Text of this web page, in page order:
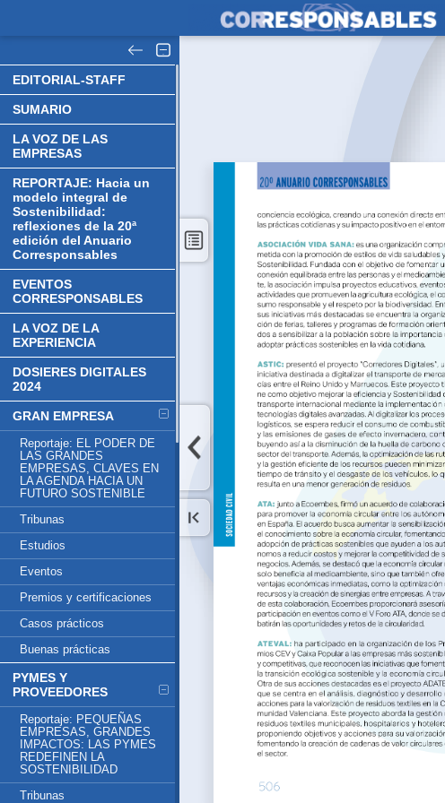
EDITORIAL-STAFF
SUMARIO
LA VOZ DE LAS
EMPRESAS
REPORTAJE: Hacia un
modelo integral de
Sostenibilidad:
reflexiones de la 20ª
edición del Anuario
Corresponsables
EVENTOS
CORRESPONSABLES
LA VOZ DE LA
EXPERIENCIA
DOSIERES DIGITALES
2024
GRAN EMPRESA
Reportaje: EL PODER DE
LAS GRANDES
EMPRESAS, CLAVES EN
LA AGENDA HACIA UN
FUTURO SOSTENIBLE
Tribunas
Estudios
Eventos
Premios y certificaciones
Casos prácticos
Buenas prácticas
PYMES Y
PROVEEDORES
Reportaje: PEQUEÑAS
EMPRESAS, GRANDES
IMPACTOS: LAS PYMES
REDEFINEN LA
SOSTENIBILIDAD
Tribunas